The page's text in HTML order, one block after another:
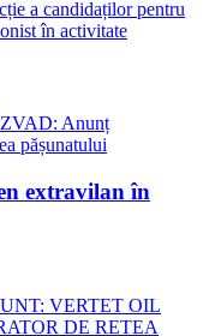
a candidaților pentru
în activitate
extravilan în